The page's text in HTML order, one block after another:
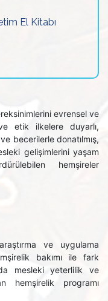
El Kitabı
evrensel ve
etik ilkelere duyarlı,
becerilerle donatılmış,
gelişimlerini yaşam
hemşireler
ve uygulama
bakımı ile fark
mesleki yeterlilik ve
hemşirelik programı